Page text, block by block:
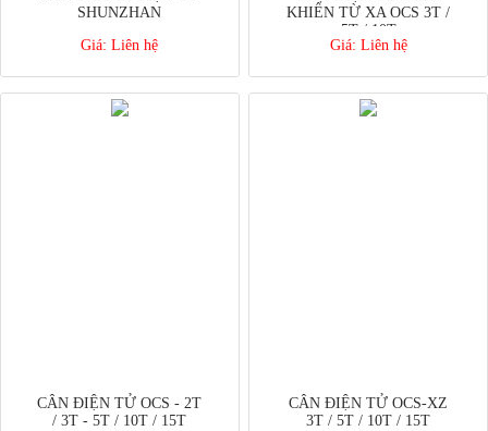
SHUNZHAN
Giá: Liên hệ
KHIỂN TỪ XA OCS 3T /
5T / 10T
Giá: Liên hệ
CÂN ĐIỆN TỬ OCS - 2T
/ 3T - 5T / 10T / 15T
CÂN ĐIỆN TỬ OCS-XZ
3T / 5T / 10T / 15T